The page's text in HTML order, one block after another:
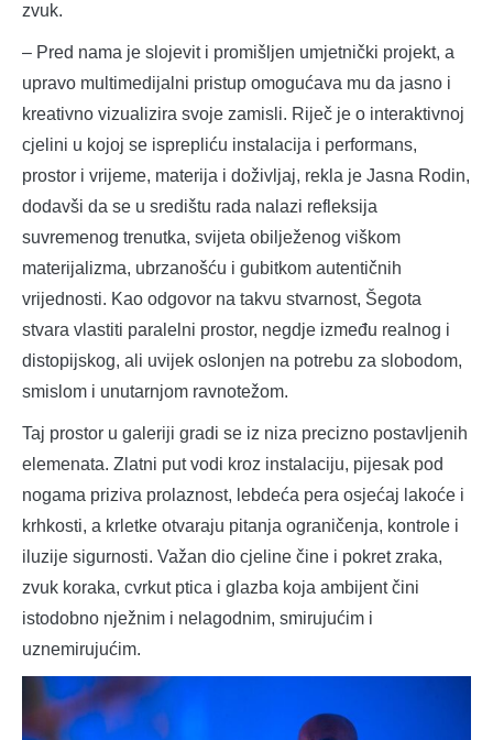
zvuk.
– Pred nama je slojevit i promišljen umjetnički projekt, a
upravo multimedijalni pristup omogućava mu da jasno i
kreativno vizualizira svoje zamisli. Riječ je o interaktivnoj
cjelini u kojoj se isprepliću instalacija i performans,
prostor i vrijeme, materija i doživljaj, rekla je Jasna Rodin,
dodavši da se u središtu rada nalazi refleksija
suvremenog trenutka, svijeta obilježenog viškom
materijalizma, ubrzanošću i gubitkom autentičnih
vrijednosti. Kao odgovor na takvu stvarnost, Šegota
stvara vlastiti paralelni prostor, negdje između realnog i
distopijskog, ali uvijek oslonjen na potrebu za slobodom,
smislom i unutarnjom ravnotežom.
Taj prostor u galeriji gradi se iz niza precizno postavljenih
elemenata. Zlatni put vodi kroz instalaciju, pijesak pod
nogama priziva prolaznost, lebdeća pera osjećaj lakoće i
krhkosti, a krletke otvaraju pitanja ograničenja, kontrole i
iluzije sigurnosti. Važan dio cjeline čine i pokret zraka,
zvuk koraka, cvrkut ptica i glazba koja ambijent čini
istodobno nježnim i nelagodnim, smirujućim i
uznemirujućim.